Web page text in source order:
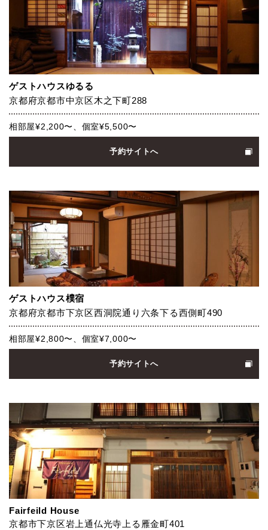
ゲストハウスゆるる
京都府京都市中京区木之下町288
相部屋¥2,200〜、個室¥5,500〜
予約サイトへ
ゲストハウス樸宿
京都府京都市下京区西洞院通り六条下る西側町490
相部屋¥2,800〜、個室¥7,000〜
予約サイトへ
Fairfeild House
京都市下京区岩上通仏光寺上る雁金町401